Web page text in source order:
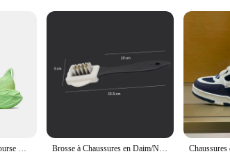
comfort
breathable mesh lining, these baskets de sport
you need for your daily activities. Whether you're
statement; they're a testament to durability and
The lightweight design makes them an excellent
an extra layer of customization, allowing you to
ASICS-Chaussures de Course Novablast 4 pour Homme et Femme, Baskets Confortables, Respirantes, Coupe Basse Brosse à Chaussures en Daim/Nuk, pour Baskets, Bottes de Neige, Accessoires d'Outils